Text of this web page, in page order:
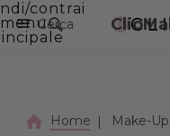
VAI AL
contrai
menuCerca
Home Make-